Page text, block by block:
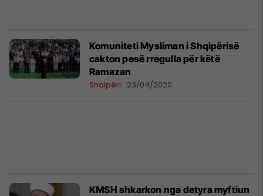
Komuniteti Mysliman i Shqipërisë
cakton pesë rregulla për këtë
Ramazan
Shqipëri 23/04/2020
KMSH shkarkon nga detyra myftiun